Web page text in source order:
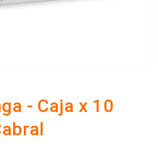
- Caja x 10